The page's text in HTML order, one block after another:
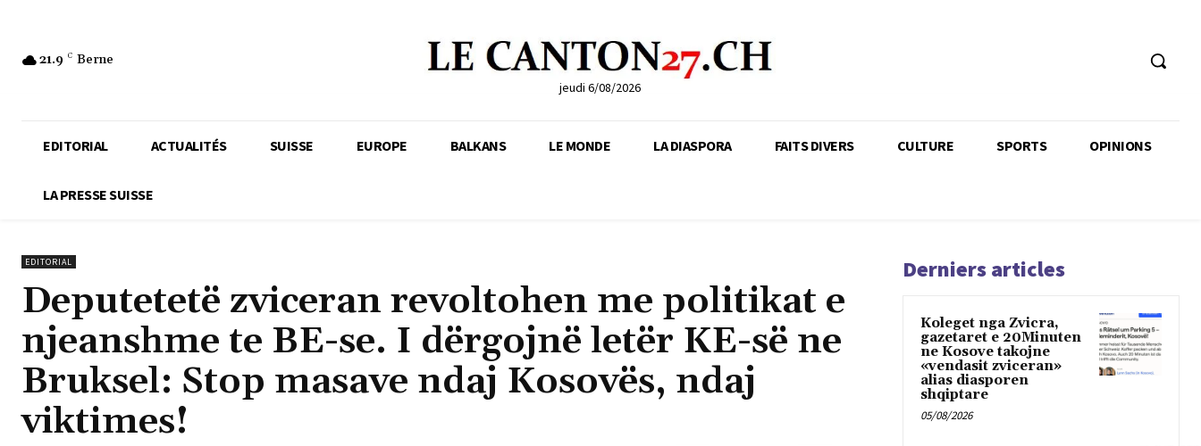
21.9 C Berne
jeudi 6/08/2026
EDITORIAL ACTUALITÉS SUISSE EUROPE BALKANS LE MONDE LA DIASPORA FAITS DIVERS CULTURE SPORTS OPINIONS
LA PRESSE SUISSE
EDITORIAL
Deputetetë zviceran revoltohen me politikat e
njeanshme te BE-se. I dërgojnë letër KE-së ne
Bruksel: Stop masave ndaj Kosovës, ndaj
viktimes!
Derniers articles
Koleget nga Zvicra,
gazetaret e 20Minuten
ne Kosove takojne
«vendasit zviceran»
alias diasporen
shqiptare
05/08/2026